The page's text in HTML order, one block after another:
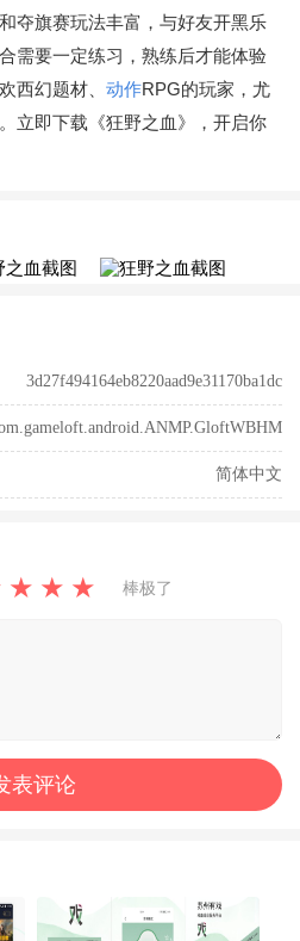
夺旗赛玩法丰富，与好友开黑乐
需要一定练习，熟练后才能体验
西幻题材、 动作RPG的玩家，尤
立即下载《狂野之血》，开启你
3d27f494164eb8220aad9e31170ba1dc
简体中文
★ ★ ★ 棒极了